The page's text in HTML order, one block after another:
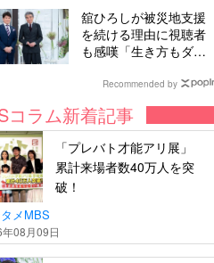
奮「これがテレビの面
白さだよね！」＜日曜
日の初耳学＞
舘ひろしが被災地支援
を続ける理由に視聴者
も感嘆「生き方もダン
にも入らず寝袋で寝泊
学】
Recommended by
コラム新着記事
「プレバト才能アリ展」
累計来場者数40万人を突
破！
メMBS
08月09日